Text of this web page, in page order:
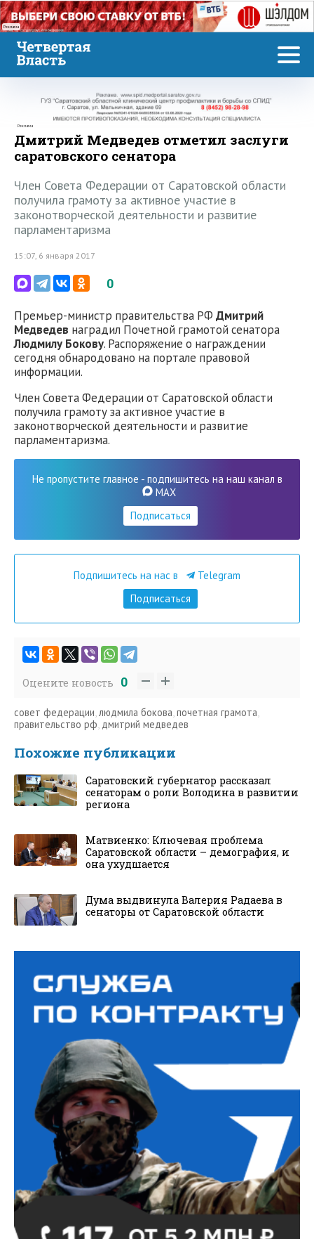
Реклама
Реклама
Дмитрий Медведев отметил заслуги
саратовского сенатора
Член Совета Федерации от Саратовской области
получила грамоту за активное участие в
законотворческой деятельности и развитие
парламентаризма
15:07, 6 января 2017
0
Премьер-министр правительства РФ Дмитрий
Медведев наградил Почетной грамотой сенатора
Людмилу Бокову. Распоряжение о награждении
сегодня обнародовано на портале правовой
информации.
Член Совета Федерации от Саратовской области
получила грамоту за активное участие в
законотворческой деятельности и развитие
парламентаризма.
Не пропустите главное - подпишитесь на наш канал в
MAX
Подписаться
Подпишитесь на нас в
Telegram
Подписаться
Оцените новость 0
совет федерации,людмила бокова,почетная грамота,
правительство рф, дмитрий медведев
Похожие публикации
Саратовский губернатор рассказал
сенаторам о роли Володина в развитии
региона
Матвиенко: Ключевая проблема
Саратовской области – демография, и
она ухудшается
Дума выдвинула Валерия Радаева в
сенаторы от Саратовской области